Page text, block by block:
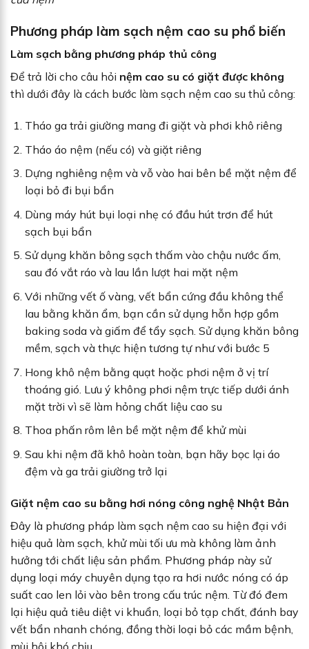
Phương pháp làm sạch nệm cao su phổ biến
Làm sạch bằng phương pháp thủ công
Để trả lời cho câu hỏi nệm cao su có giặt được không
thì dưới đây là cách bước làm sạch nệm cao su thủ công:
Tháo ga trải giường mang đi giặt và phơi khô riêng
Tháo áo nệm (nếu có) và giặt riêng
Dựng nghiêng nệm và vỗ vào hai bên bề mặt nệm để
loại bỏ đi bụi bẩn
Dùng máy hút bụi loại nhẹ có đầu hút trơn để hút
sạch bụi bẩn
Sử dụng khăn bông sạch thấm vào chậu nước ấm,
sau đó vắt ráo và lau lần lượt hai mặt nệm
Với những vết ố vàng, vết bẩn cứng đầu không thể
lau bằng khăn ẩm, bạn cần sử dụng hỗn hợp gồm
baking soda và giấm để tẩy sạch. Sử dụng khăn bông
mềm, sạch và thực hiện tương tự như với bước 5
Hong khô nệm bằng quạt hoặc phơi nệm ở vị trí
thoáng gió. Lưu ý không phơi nệm trực tiếp dưới ánh
mặt trời vì sẽ làm hỏng chất liệu cao su
Thoa phấn rôm lên bề mặt nệm để khử mùi
Sau khi nệm đã khô hoàn toàn, bạn hãy bọc lại áo
đệm và ga trải giường trở lại
Giặt nệm cao su bằng hơi nóng công nghệ Nhật Bản
Đây là phương pháp làm sạch nệm cao su hiện đại với
hiệu quả làm sạch, khử mùi tối ưu mà không làm ảnh
hưởng tới chất liệu sản phẩm. Phương pháp này sử
dụng loại máy chuyên dụng tạo ra hơi nước nóng có áp
suất cao len lỏi vào bên trong cấu trúc nệm. Từ đó đem
lại hiệu quả tiêu diệt vi khuẩn, loại bỏ tạp chất, đánh bay
vết bẩn nhanh chóng, đồng thời loại bỏ các mầm bệnh,
mùi hôi khó chịu.